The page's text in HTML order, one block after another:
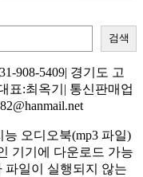
검색
908-5409| 경기도 고
표:최옥기| 통신판매업
오디오북(mp3 파일)
기기에 다운로드 가능
파일이 실행되지 않는